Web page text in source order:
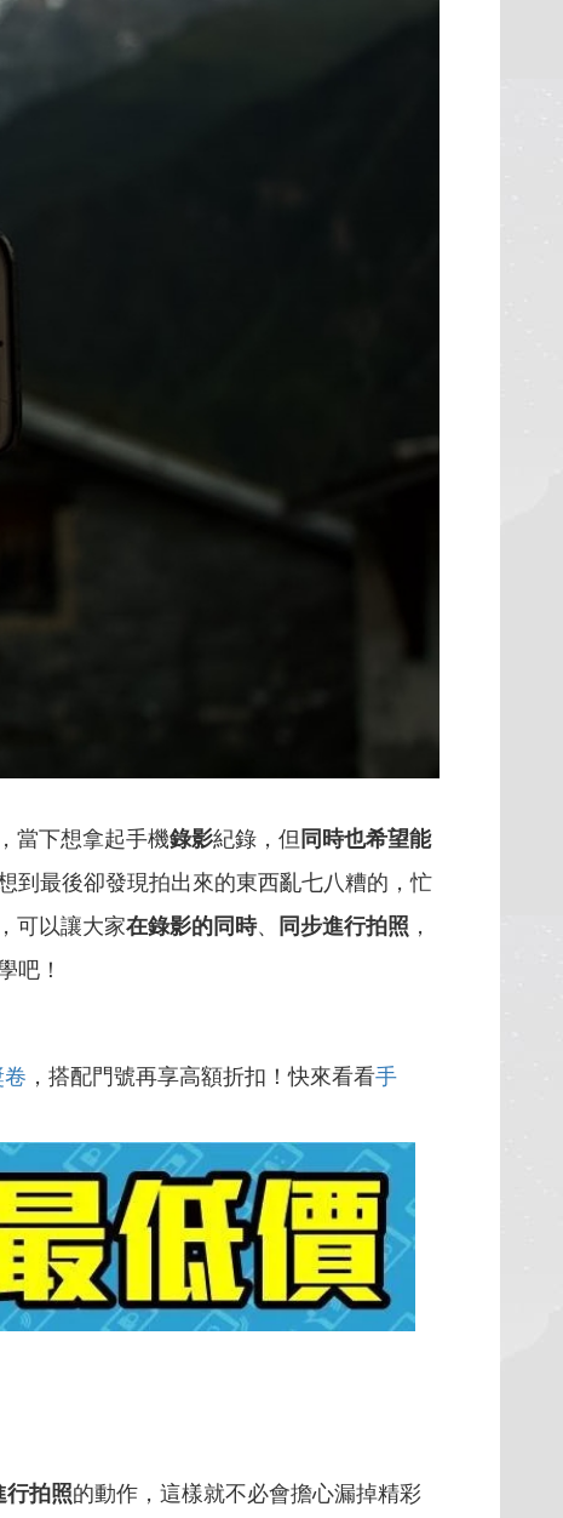
當下想拿起手機錄影紀錄，但 同時也希望能
到最後卻發現拍出來的東西亂七八糟的，忙
可以讓大家在錄影的同時、 同步進行拍照 ，
吧！
，搭配門號再享高額折扣！快來看看手
行拍照的動作，這樣就不必會擔心漏掉精彩